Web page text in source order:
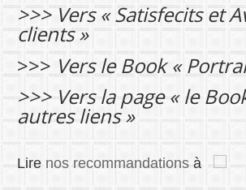
>>> Vers « Satisfecits et
clients »
>>> Vers le Book «
>>> Vers la page « le
autres liens »
Lire nos recommandationsà